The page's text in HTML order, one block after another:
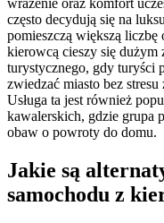
często decydują się na
pomieszczą większą liczbę
kierowcą cieszy się dużym
turystycznego, gdy turyści
zwiedzać miasto bez
Usługa ta jest również
kawalerskich, gdzie grupa
obaw o powroty do domu.
Jakie są
samochodu z